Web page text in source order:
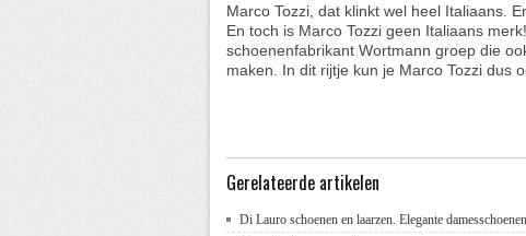
Marco Tozzi, dat klinkt wel heel Italiaans.
En toch is Marco Tozzi geen Italiaans
schoenenfabrikant Wortmann groep die
maken. In dit rijtje kun je Marco Tozzi dus
Gerelateerde artikelen
Di Lauro schoenen en laarzen. Elegante